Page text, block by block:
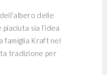
delle
piaciuta sia l’idea
famiglia Kraft nel
tradizione per